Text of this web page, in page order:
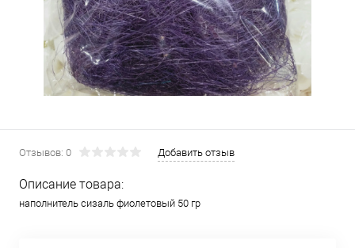
Отзывов: 0 Добавить отзыв
Описание товара:
наполнитель сизаль фиолетовый 50 гр